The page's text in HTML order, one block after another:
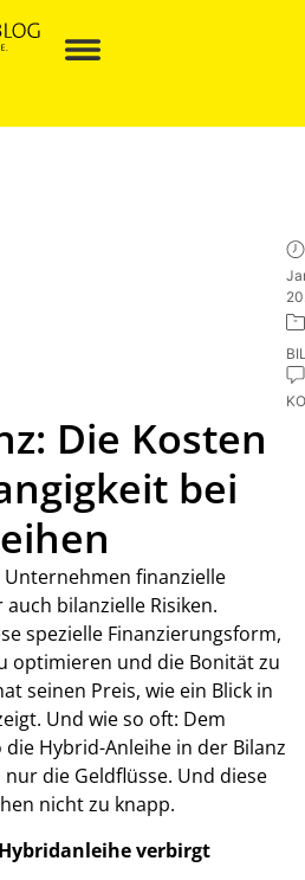
Die Kosten
bei
finanzielle
bilanzielle Risiken.
spezielle Finanzierungsform,
optimieren und die Bonität zu
seinen Preis, wie ein Blick in
Und wie so oft: Dem
die Hybrid-Anleihe in der Bilanz
die Geldflüsse. Und diese
nicht zu knapp.
verbirgt